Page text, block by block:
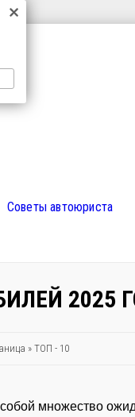
Советы автоюриста
2025
»ТОП - 10
множество